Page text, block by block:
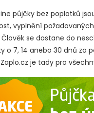
půjčky bez poplatků
vyplnění
se dostane do
o 7, 14 anebo 30 dnů
je tady pro